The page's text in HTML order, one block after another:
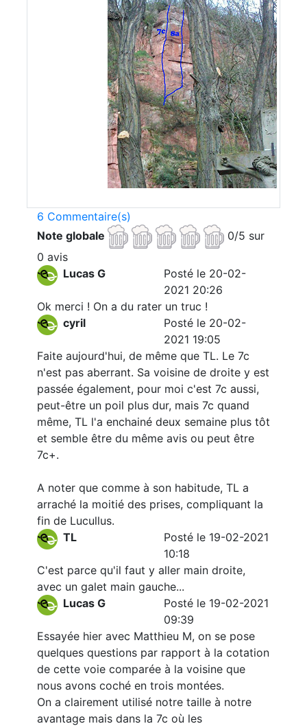
6 Commentaire(s)
Note globale
0/5 sur
0 avis
Lucas G
Posté le 20-02-
2021 20:26
Ok merci ! On a du rater un truc !
cyril
Posté le 20-02-
2021 19:05
Faite aujourd'hui, de même que TL. Le 7c
n'est pas aberrant. Sa voisine de droite y est
passée également, pour moi c'est 7c aussi,
peut-être un poil plus dur, mais 7c quand
même, TL l'a enchainé deux semaine plus tôt
et semble être du même avis ou peut être
7c+.
A noter que comme à son habitude, TL a
arraché la moitié des prises, compliquant la
fin de Lucullus.
TL
Posté le 19-02-2021
10:18
C'est parce qu'il faut y aller main droite,
avec un galet main gauche...
Lucas G
Posté le 19-02-2021
09:39
Essayée hier avec Matthieu M, on se pose
quelques questions par rapport à la cotation
de cette voie comparée à la voisine que
nous avons coché en trois montées.
On a clairement utilisé notre taille à notre
avantage mais dans la 7c où les